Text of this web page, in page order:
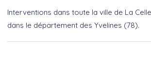
Interventions dans toute la ville de La
dans le département des Yvelines (78).